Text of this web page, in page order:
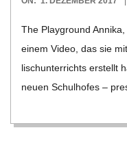
The Play­ground
einem Video, das sie
lisch­un­ter­richts erstellt
neuen Schul­ho­fes –